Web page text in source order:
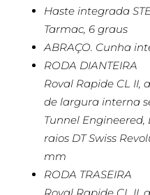
Haste integrada
Tarmac, 6 graus
ABRAÇO. Cunha
RODA DIANTEIRA
Roval Rapide CL II,
de largura interna
Tunnel Engineered,
raios DT Swiss
mm
RODA TRASEIRA